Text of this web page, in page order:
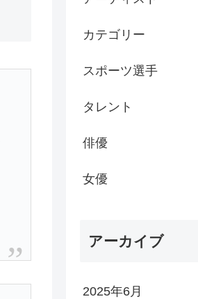
カテゴリー
スポーツ選手
タレント
俳優
女優
アーカイブ
2025年6月